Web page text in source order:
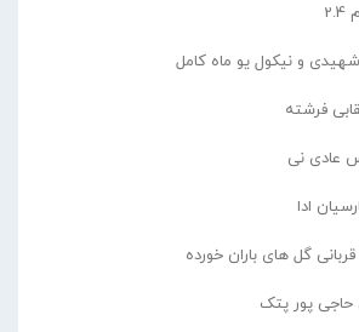
و نیکول یو ماه کامل
فرشته
عادی نی
ادا
گل های باران خورده
حاجی پور پتک